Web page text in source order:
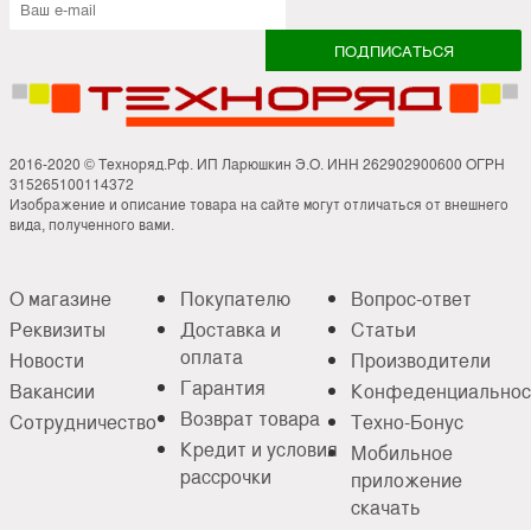
2016-2020 © Техноряд.Рф. ИП Ларюшкин Э.О. ИНН 262902900600 ОГРН
315265100114372
Изображение и описание товара на сайте могут отличаться от внешнего
вида, полученного вами.
О магазине
Реквизиты
Новости
Вакансии
Сотрудничество
Покупателю
Доставка и
оплата
Гарантия
Возврат товара
Кредит и условия
рассрочки
Вопрос-ответ
Статьи
Производители
Техно-Бонус
Мобильное
приложение
скачать